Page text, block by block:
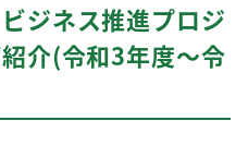
ジネス推進プロジ
介(令和3年度～令